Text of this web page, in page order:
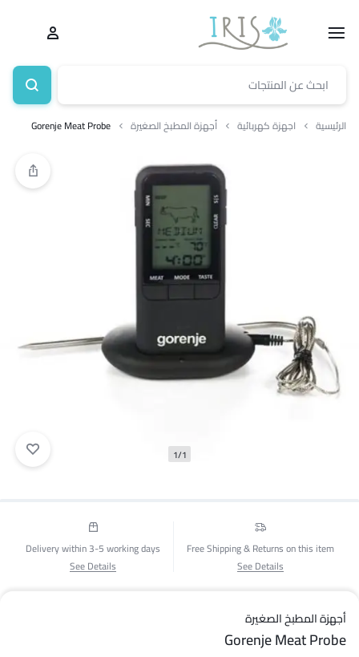
الرئيسية اجهزة كهربائية أجهزة المطبخ الصغيرة Gorenje Meat Probe
1/1
Free Shipping & Returns on this item
See Details
Delivery within 3-5 working days
See Details
أجهزة المطبخ الصغيرة
Gorenje Meat Probe